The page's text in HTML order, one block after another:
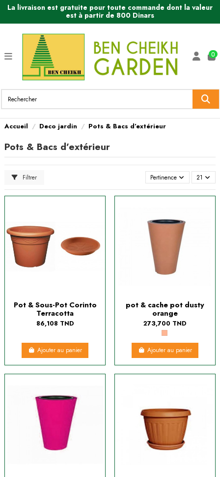
La livraison est gratuite pour toute commande dont la valeur
est à partir de 800 Dinars
0
Accueil Deco jardin Pots & Bacs d’extérieur
Pots & Bacs d’extérieur
Filtrer Pertinence 21
Pot & Sous-Pot Corinto
Terracotta
86,108 TND
Ajouter au panier
pot & cache pot dusty
orange
273,700 TND
Ajouter au panier